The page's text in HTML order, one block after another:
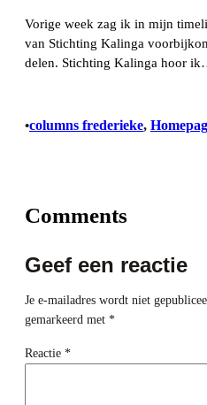
Vorige week zag ik in mijn
van Stichting Kalinga
delen. Stichting Kalinga hoor
•columns frederieke,
Comments
Geef een reactie
Je e-mailadres wordt niet
gemarkeerd met *
Reactie *